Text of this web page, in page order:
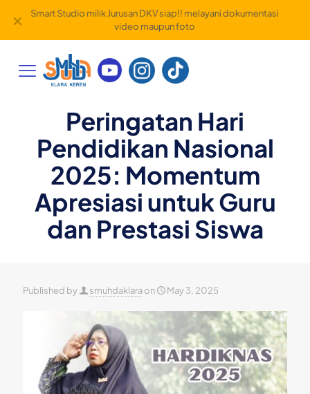
Smart Studio milik Jurusan DKV siap!! melayani dokumentasi
video maupun foto
✕
Peringatan Hari
Pendidikan Nasional
2025: Momentum
Apresiasi untuk Guru
dan Prestasi Siswa
Published by smuhdaklaraon May 3, 2025